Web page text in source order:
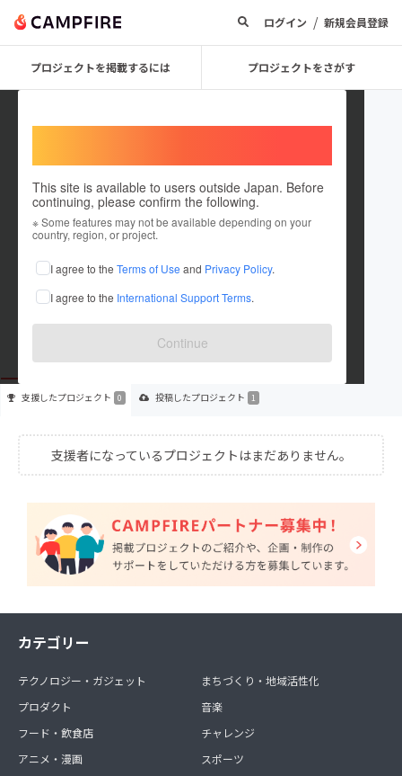
ログイン / 新規会員登録
プロジェクトを掲載するには プロジェクトをさがす
This site is available to users outside Japan. Before
continuing, please confirm the following.
※ Some features may not be available depending on your
country, region, or project.
I agree to the Terms of Use and Privacy Policy.
I agree to the International Support Terms.
Continue
miitama22
これまでに1件のプロジェクトを投稿しています
在住国：日本 現在地：未設定
出身国：日本 出身地：未設定
支援したプロジェクト 0 投稿したプロジェクト 1
支援者になっているプロジェクトはまだありません。
カテゴリー
テクノロジー・ガジェット
プロダクト
フード・飲食店
アニメ・漫画
まちづくり・地域活性化
音楽
チャレンジ
スポーツ